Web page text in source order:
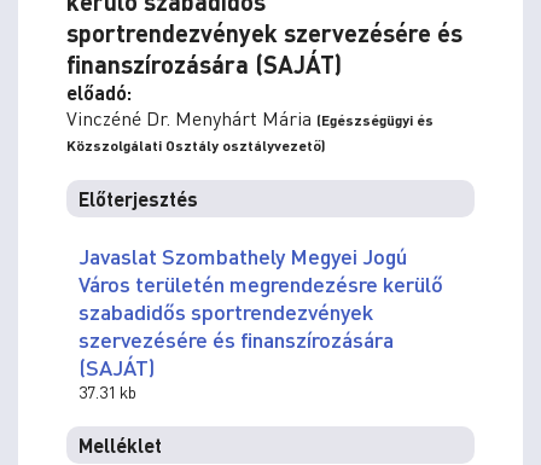
sportrendezvények szervezésére és
finanszírozására (SAJÁT)
előadó:
Vinczéné Dr. Menyhárt Mária (Egészségügyi és
Közszolgálati Osztály osztályvezető)
Előterjesztés
Javaslat Szombathely Megyei Jogú
Város területén megrendezésre kerülő
szabadidős sportrendezvények
szervezésére és finanszírozására
(SAJÁT)
37.31 kb
Melléklet